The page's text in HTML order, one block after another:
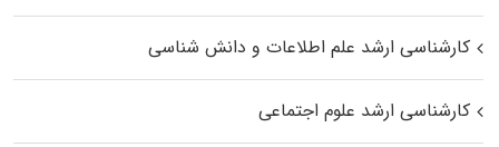
کارشناسی ارشد علم اطلاعات و دانش شناسی
کارشناسی ارشد علوم اجتماعی